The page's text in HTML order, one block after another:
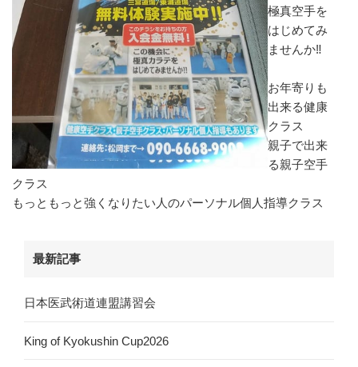
極真空手を
はじめてみ
ませんか‼️
お年寄りも
出来る健康
クラス
親子で出来
る親子空手
クラス
もっともっと強くなりたい人のパーソナル個人指導クラス
最新記事
日本医武術道連盟講習会
King of Kyokushin Cup2026